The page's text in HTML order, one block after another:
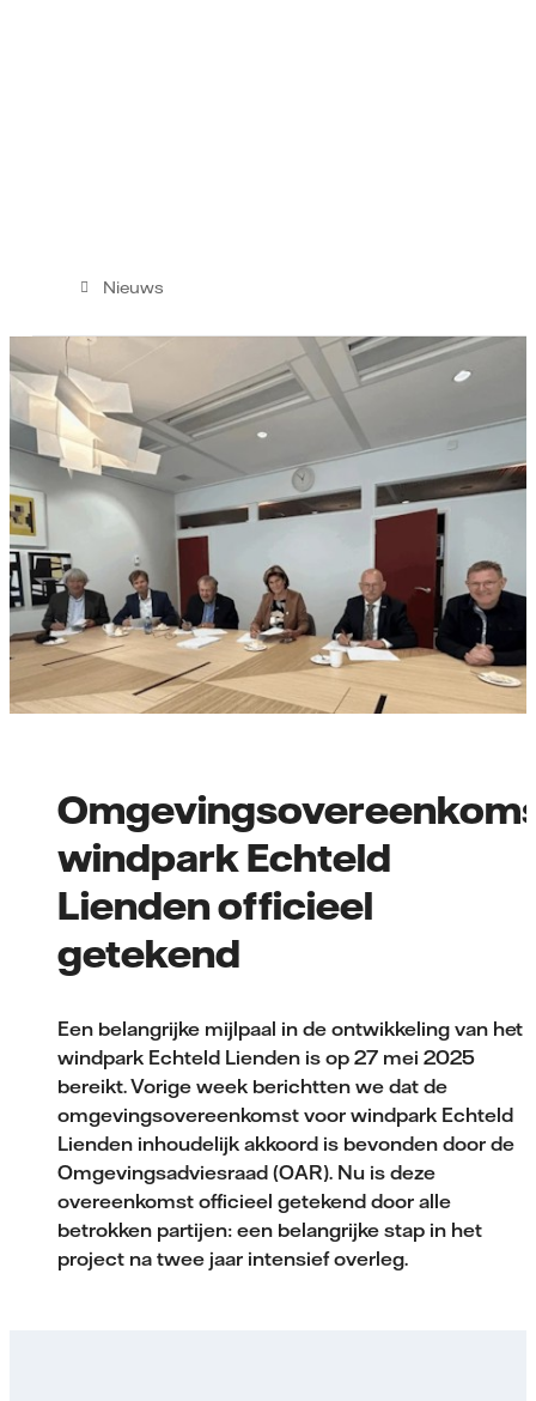
Nieuws
windpark Echteld
Lienden officieel
getekend
Een belangrijke mijlpaal in de ontwikkeling van het
windpark Echteld Lienden is op 27 mei 2025
bereikt. Vorige week berichtten we dat de
omgevingsovereenkomst voor windpark Echteld
Lienden inhoudelijk akkoord is bevonden door de
Omgevingsadviesraad (OAR). Nu is deze
overeenkomst officieel getekend door alle
betrokken partijen: een belangrijke stap in het
project na twee jaar intensief overleg.